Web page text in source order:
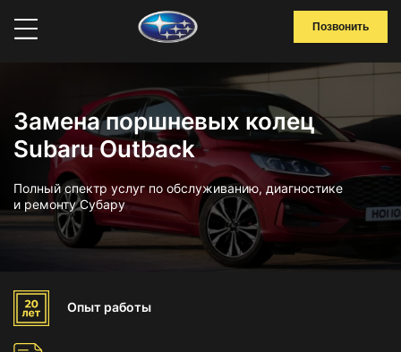
Позвонить
Замена поршневых колец
Subaru Outback
Полный спектр услуг по обслуживанию, диагностике
и ремонту Субару
Опыт работы